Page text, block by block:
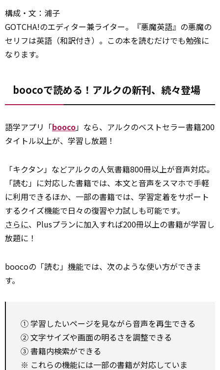
構成・文：浦子
GOTCHA!のエディター兼ライター。『悪魔英語』の悪魔の
セリフは英語（和訳付き）。この本を読むだけでも勉強に
なります。
boocoで読める！アルクの新刊、続々登場
語学アプリ「booco」なら、アルクのベストセラー書籍200
タイトル以上が、学習し放題！
「キクタン」などアルクの人気書籍800冊以上が音声対応。
「読む」に対応した書籍では、本文と音声をスマホで手軽
に利用できるほか、一部の書籍では、学習定着をサポート
するクイズ機能で日々の復習や力試しも可能です。
さらに、Plusプランに加入すれば200冊以上の書籍が学習し
放題に！
boocoの「読む」 機能では、次のような使い方ができま
す。
① 学習したいページを見ながら音声を再生できる
② 文字サイズや画面の明るさを調整できる
③ 書籍内検索ができる
※ これらの機能には一部の書籍が対応していま